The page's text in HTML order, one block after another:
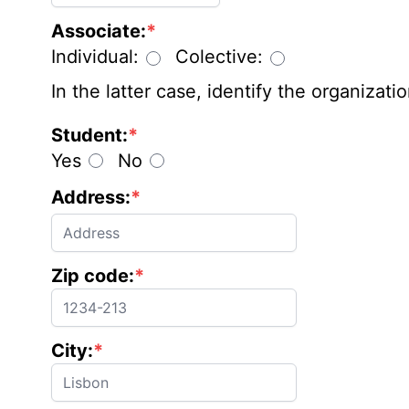
Associate:*
Individual:
Colective:
In the latter case, identify the
Student:*
Yes
No
Address:*
Zip code:*
City:*